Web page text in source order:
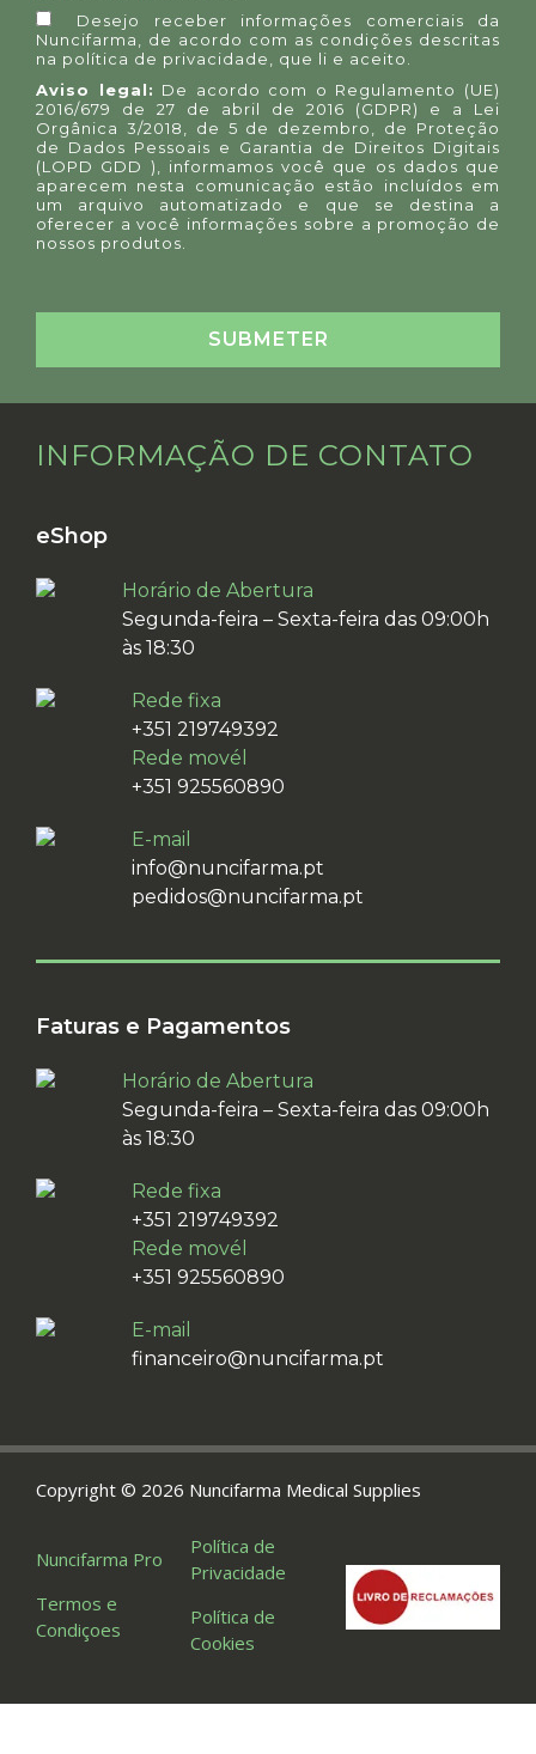
Desejo receber informações comerciais da
Nuncifarma, de acordo com as condições descritas
na política de privacidade
, que li e aceito.
Aviso legal: De acordo com o Regulamento (UE)
2016/679 de 27 de abril de 2016 (GDPR) e a Lei
Orgânica 3/2018, de 5 de dezembro, de Proteção
de Dados Pessoais e Garantia de Direitos Digitais
(LOPD GDD ), informamos você que os dados que
aparecem nesta comunicação estão incluídos em
um arquivo automatizado e que se destina a
oferecer a você informações sobre a promoção de
nossos produtos.
INFORMAÇÃO DE CONTATO
eShop
Horário de Abertura
Segunda-feira – Sexta-feira das 09:00h
às 18:30
Rede fixa
+351 219749392
Rede movél
+351 925560890
E-mail
info@nuncifarma.pt
pedidos@nuncifarma.pt
Faturas e Pagamentos
Horário de Abertura
Segunda-feira – Sexta-feira das 09:00h
às 18:30
Rede fixa
+351 219749392
Rede movél
+351 925560890
E-mail
financeiro@nuncifarma.pt
Nuncifarma Pro
Termos e
Condiçoes
Política de
Privacidade
Política de
Cookies
Copyright © 2026 Nuncifarma Medical Supplies